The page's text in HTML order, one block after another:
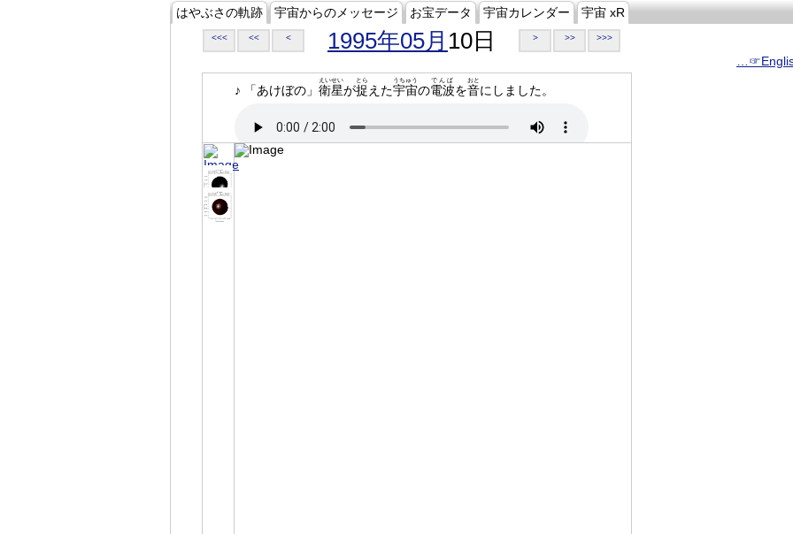
はやぶさの軌跡 宇宙からのメッセージ お宝データ 宇宙カレンダー 宇宙 xR
<<< << < 1995年05月 10日 > >> >>>
♪ 「あけぼの」 衛星
えいせい
が捉
とら
えた宇宙
うちゅう
の電波
でんぱ
を音
おと
にしました。